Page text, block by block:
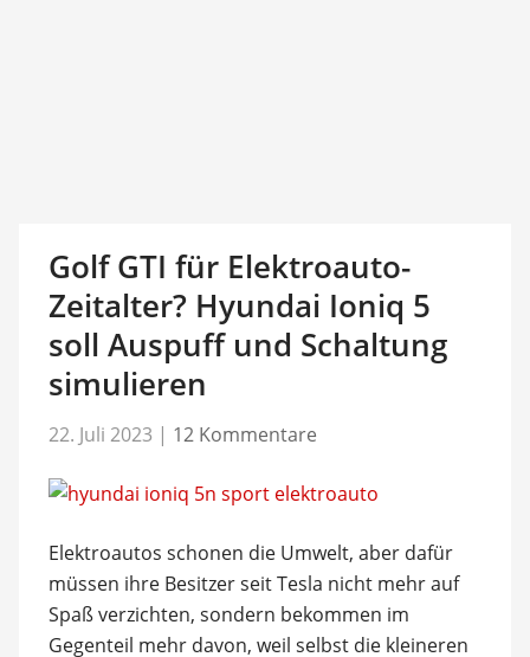
Golf GTI für Elektroauto-
Zeitalter? Hyundai Ioniq 5
soll Auspuff und Schaltung
simulieren
22. Juli 2023 | 12 Kommentare
Elektroautos schonen die Umwelt, aber dafür
müssen ihre Besitzer seit Tesla nicht mehr auf
Spaß verzichten, sondern bekommen im
Gegenteil mehr davon, weil selbst die kleineren